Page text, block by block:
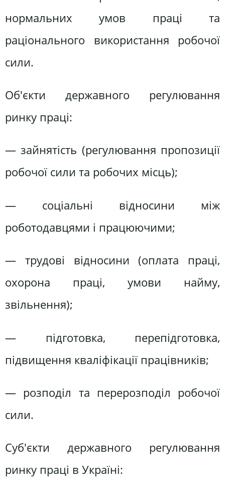
нормальних умов праці та
раціонального використання робочої
сили.
Об'єкти державного регулювання
ринку праці:
— зайнятість (регулювання пропозиції
робочої сили та робочих місць);
— соціальні відносини між
роботодавцями і працюючими;
— трудові відносини (оплата праці,
охорона праці, умови найму,
звільнення);
— підготовка, перепідготовка,
підвищення кваліфікації працівників;
— розподіл та перерозподіл робочої
сили.
Суб'єкти державного регулювання
ринку праці в Україні: